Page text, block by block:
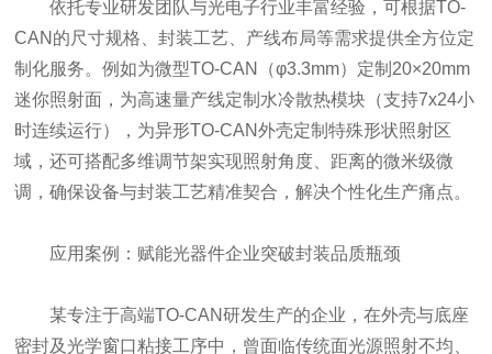
依托专业研发团队与光电子行业丰富经验，可根据TO-
CAN的尺寸规格、封装工艺、产线布局等需求提供全方位定
制化服务。例如为微型TO-CAN（φ3.3mm）定制20×20mm
迷你照射面，为高速量产线定制水冷散热模块（支持7x24小
时连续运行），为异形TO-CAN外壳定制特殊形状照射区
域，还可搭配多维调节架实现照射角度、距离的微米级微
调，确保设备与封装工艺精准契合，解决个性化生产痛点。
应用案例：赋能光器件企业突破封装品质瓶颈
某专注于高端TO-CAN研发生产的企业，在外壳与底座
密封及光学窗口粘接工序中，曾面临传统面光源照射不均、